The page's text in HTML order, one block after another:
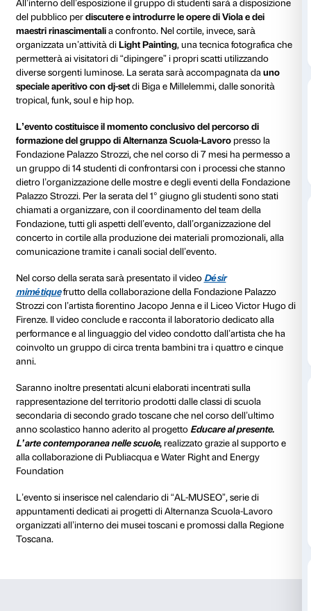
Giovedì 1° giugnoPalazzo Strozzi dedica una serata
giovanicon l’evento#StrozziNight.L’evento è
gruppo di studenti del Liceo Michelangiolo e
Capponi di Firenze coinvolti nel percorso di
Lavoro organizzato a Palazzo Strozzi.
In occasione della serata Palazzo Strozzi si animerà
iniziative e attività ideate direttamente da questo
giovanissimi per gli spazi della mostraBill Viola.
elettronicoe del cortile rinascimentale del Palazzo
All’interno dell’esposizione il gruppo di studenti
del pubblico perdiscutere e introdurre le opere di
maestri rinascimentalia confronto. Nel cortile,
permetterà ai visitatori di “dipingere” i propri scatti
diverse sorgenti luminose. La serata sarà
speciale aperitivo con dj-setdi Biga e Millelemmi,
tropical, funk, soul e hip hop.
formazione del gruppo di Alternanza Scuola-Lavoro
Fondazione Palazzo Strozzi, che nel corso di 7 mesi
un gruppo di 14 studenti di confrontarsi con i
dietro l’organizzazione delle mostre e degli eventi
Palazzo Strozzi. Per la serata del 1° giugno gli
chiamati a organizzare, con il coordinamento del
Fondazione, tutti gli aspetti dell’evento,
concerto in cortile alla produzione dei materiali
comunicazione tramite i canali social dell’evento.